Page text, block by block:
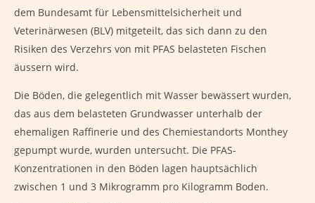
dem Bundesamt für Lebensmittelsicherheit und
Veterinärwesen (BLV) mitgeteilt, das sich dann zu den
Risiken des Verzehrs von mit PFAS belasteten Fischen
äussern wird.
Die Böden, die gelegentlich mit Wasser bewässert wurden,
das aus dem belasteten Grundwasser unterhalb der
ehemaligen Raffinerie und des Chemiestandorts Monthey
gepumpt wurde, wurden untersucht. Die PFAS-
Konzentrationen in den Böden lagen hauptsächlich
zwischen 1 und 3 Mikrogramm pro Kilogramm Boden.